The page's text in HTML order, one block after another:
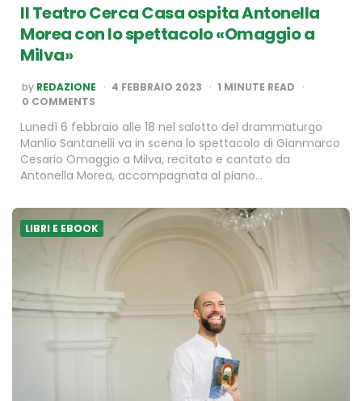
Il Teatro Cerca Casa ospita Antonella
Morea con lo spettacolo «Omaggio a
Milva»
POSTED
BY
by REDAZIONE 4 FEBBRAIO 2023 1 MINUTE READ
0 COMMENTS
Lunedì 6 febbraio alle 18 nel salotto del drammaturgo
Manlio Santanelli va in scena lo spettacolo di Gianmarco
Cesario Omaggio a Milva, recitato e cantato da
Antonella Morea, accompagnata al piano…
LIBRI E EBOOK